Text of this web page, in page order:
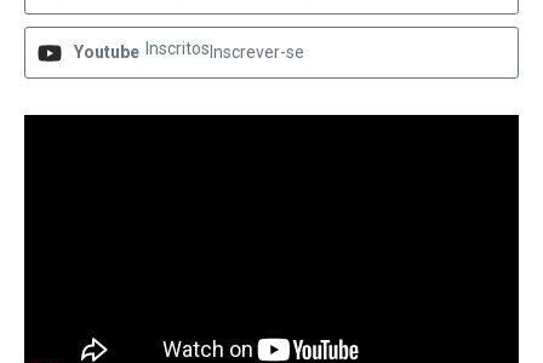
Youtube Inscritos Inscrever-se